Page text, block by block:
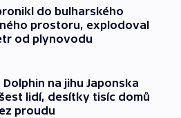
do bulharského
prostoru, explodoval
od plynovodu
Dolphin na jihu Japonska
lidí, desítky tisíc domů
proudu